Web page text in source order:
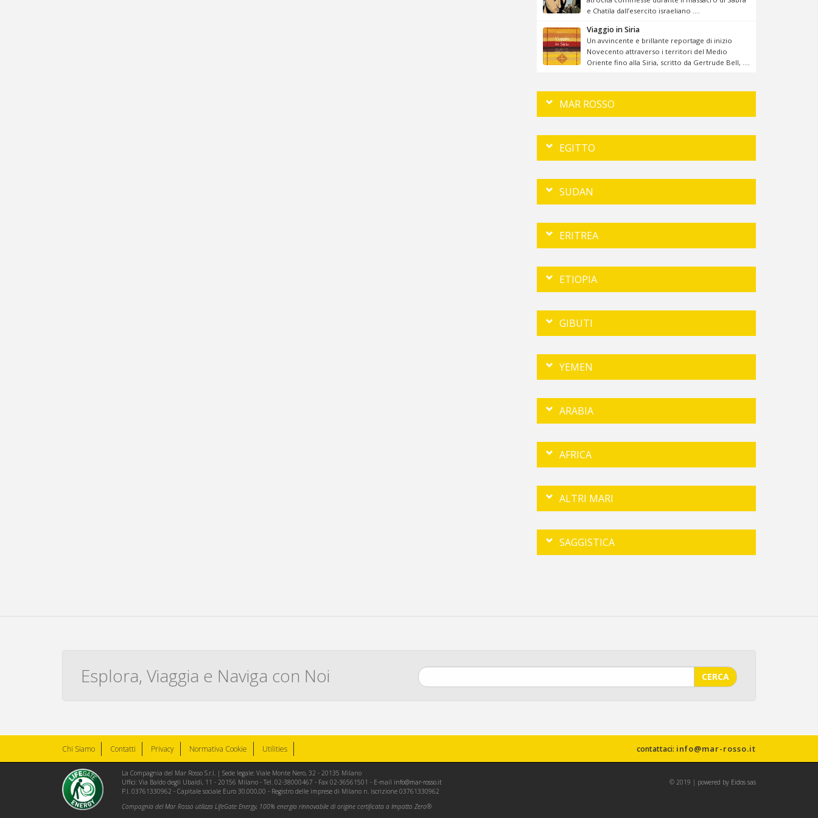
e Chatila dall’esercito israeliano ....
Viaggio in Siria
Un avvincente e brillante reportage di inizio
Novecento attraverso i territori del Medio
Oriente fino alla Siria, scritto da Gertrude Bell, ....
MAR ROSSO
EGITTO
SUDAN
ERITREA
ETIOPIA
GIBUTI
YEMEN
ARABIA
AFRICA
ALTRI MARI
SAGGISTICA
Esplora, Viaggia e Naviga con Noi CERCA
Chi Siamo Contatti Privacy Normativa Cookie Utilities contattaci: info@mar-rosso.it
La Compagnia del Mar Rosso S.r.l. | Sede legale: Viale Monte Nero, 32 - 20135 Milano
Uffici: Via Baldo degli Ubaldi, 11 - 20156 Milano - Tel. 02-38000467 - Fax 02-36561501 - E-mail info@mar-rosso.it
P.I. 03761330962 - Capitale sociale Euro 30.000,00 - Registro delle imprese di Milano n. iscrizione 03761330962
Compagnia del Mar Rosso utilizza LifeGate Energy, 100% energia rinnovabile di origine certificata a Impatto Zero®
© 2019 | powered by Eidos sas